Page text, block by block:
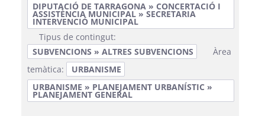
DIPUTACIÓ DE TARRAGONA » CONCERTACIÓ I
ASSISTÈNCIA MUNICIPAL » SECRETARIA
INTERVENCIÓ MUNICIPAL
Tipus de contingut:
SUBVENCIONS » ALTRES SUBVENCIONS
Àrea
temàtica:
URBANISME
URBANISME » PLANEJAMENT URBANÍSTIC »
PLANEJAMENT GENERAL